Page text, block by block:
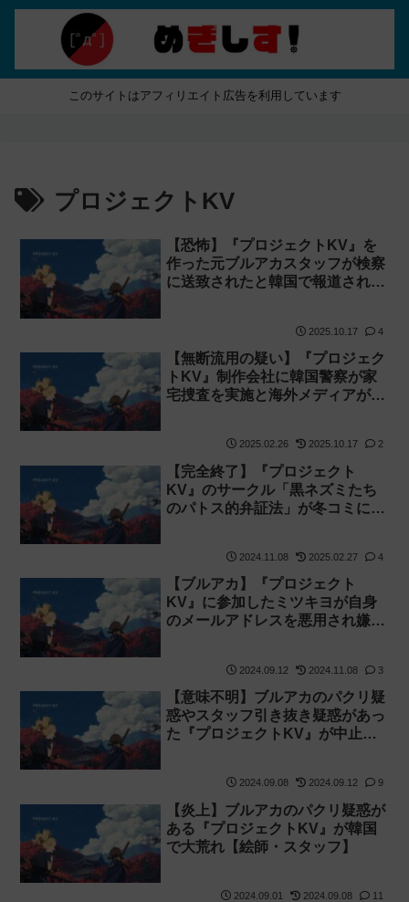
このサイトはアフィリエイト広告を利用しています
プロジェクトKV
【恐怖】『プロジェクトKV』を
作った元ブルアカスタッフが検察
に送致されたと韓国で報道され
2025.10.17 4
【無断流用の疑い】『プロジェク
トKV』制作会社に韓国警察が家
宅捜査を実施と海外メディアが報
2025.02.26 2025.10.17 2
【完全終了】『プロジェクト
KV』のサークル「黒ネズミたち
のパトス的弁証法」が冬コミに落
2024.11.08 2025.02.27 4
【ブルアカ】『プロジェクト
KV』に参加したミツキヨが自身
のメールアドレスを悪用され嫌が
2024.09.12 2024.11.08 3
【意味不明】ブルアカのパクリ疑
惑やスタッフ引き抜き疑惑があっ
た『プロジェクトKV』が中止
2024.09.08 2024.09.12 9
【炎上】ブルアカのパクリ疑惑が
ある『プロジェクトKV』が韓国
で大荒れ【絵師・スタッフ】
2024.09.01 2024.09.08 11